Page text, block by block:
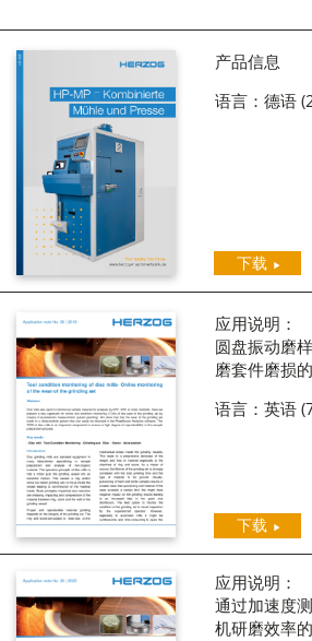
产品信息
语言：德语
下载
应用说明：
圆盘振动磨
磨套件磨损
语言：英语
下载
应用说明：
通过加速度
机研磨效率